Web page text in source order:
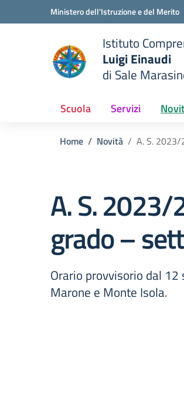
Vai ai contenuti
Vai al menu di navigazioneMinistero dell'Istruzione e del Merito
scuola
Istituto
Luigi Einaudi
di Sale
Scuola Servizi
Home Novità A. S.
A. S. 2023/
grado –
Orario provvisorio dal
Marone e Monte Isola.